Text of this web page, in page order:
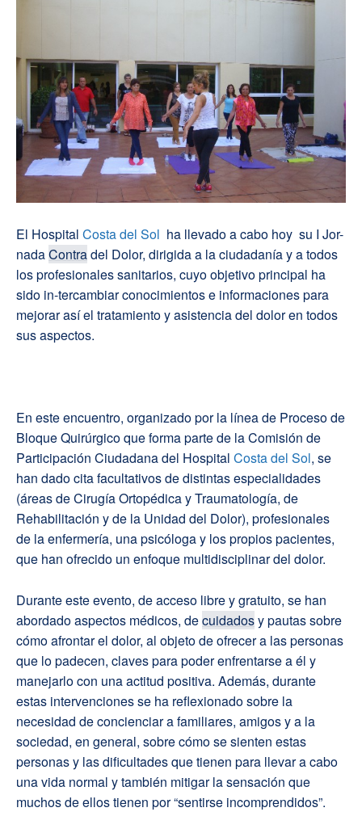
El Hospital Costa del Sol ha llevado a cabo hoy su I Jor-
nadaContradel Dolor, dirigida a la ciudadanía y a todos
los profesionales sanitarios, cuyo objetivo principal ha
sido in-tercambiar conocimientos e informaciones para
mejorar así el tratamiento y asistencia del dolor en todos
sus aspectos.
En este encuentro, organizado por la línea de Proceso de
Bloque Quirúrgico que forma parte de la Comisión de
Participación Ciudadana del Hospital Costa del Sol, se
han dado cita facultativos de distintas especialidades
(áreas de Cirugía Ortopédica y Traumatología, de
Rehabilitación y de la Unidad del Dolor), profesionales
de la enfermería, una psicóloga y los propios pacientes,
que han ofrecido un enfoque multidisciplinar del dolor.
Durante este evento, de acceso libre y gratuito, se han
abordado aspectos médicos, decuidadosy pautas sobre
cómo afrontar el dolor, al objeto de ofrecer a las personas
que lo padecen, claves para poder enfrentarse a él y
manejarlo con una actitud positiva. Además, durante
estas intervenciones se ha reflexionado sobre la
necesidad de concienciar a familiares, amigos y a la
sociedad, en general, sobre cómo se sienten estas
personas y las dificultades que tienen para llevar a cabo
una vida normal y también mitigar la sensación que
muchos de ellos tienen por “sentirse incomprendidos”.